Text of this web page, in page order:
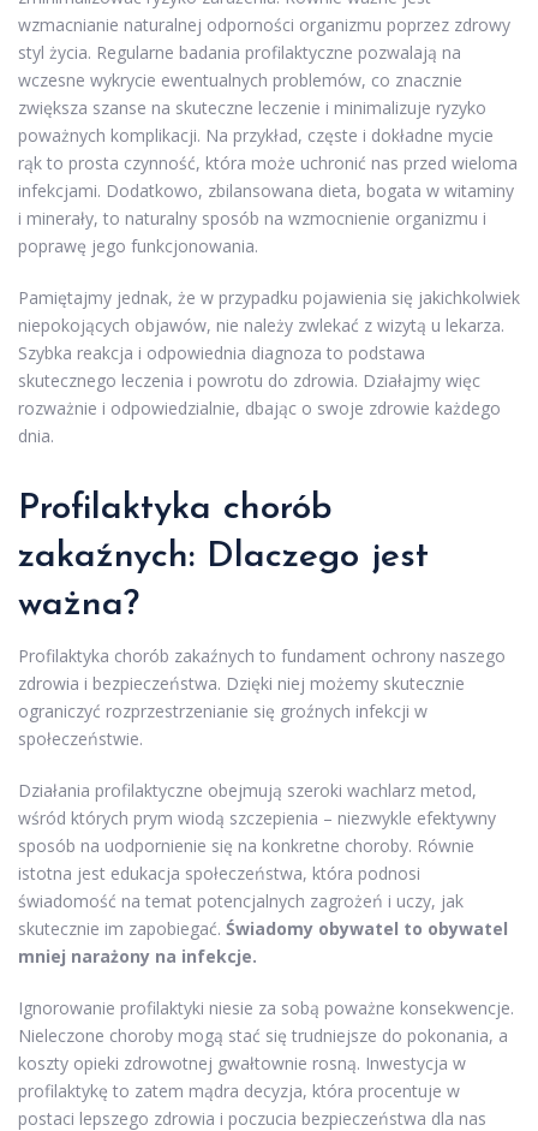
wzmacnianie naturalnej odporności organizmu poprzez zdrowy
styl życia. Regularne badania profilaktyczne pozwalają na
wczesne wykrycie ewentualnych problemów, co znacznie
zwiększa szanse na skuteczne leczenie i minimalizuje ryzyko
poważnych komplikacji. Na przykład, częste i dokładne mycie
rąk to prosta czynność, która może uchronić nas przed wieloma
infekcjami. Dodatkowo, zbilansowana dieta, bogata w witaminy
i minerały, to naturalny sposób na wzmocnienie organizmu i
poprawę jego funkcjonowania.
Pamiętajmy jednak, że w przypadku pojawienia się jakichkolwiek
niepokojących objawów, nie należy zwlekać z wizytą u lekarza.
Szybka reakcja i odpowiednia diagnoza to podstawa
skutecznego leczenia i powrotu do zdrowia. Działajmy więc
rozważnie i odpowiedzialnie, dbając o swoje zdrowie każdego
dnia.
Profilaktyka chorób
zakaźnych: Dlaczego jest
ważna?
Profilaktyka chorób zakaźnych to fundament ochrony naszego
zdrowia i bezpieczeństwa. Dzięki niej możemy skutecznie
ograniczyć rozprzestrzenianie się groźnych infekcji w
społeczeństwie.
Działania profilaktyczne obejmują szeroki wachlarz metod,
wśród których prym wiodą szczepienia – niezwykle efektywny
sposób na uodpornienie się na konkretne choroby. Równie
istotna jest edukacja społeczeństwa, która podnosi
świadomość na temat potencjalnych zagrożeń i uczy, jak
skutecznie im zapobiegać. Świadomy obywatel to obywatel
mniej narażony na infekcje.
Ignorowanie profilaktyki niesie za sobą poważne konsekwencje.
Nieleczone choroby mogą stać się trudniejsze do pokonania, a
koszty opieki zdrowotnej gwałtownie rosną. Inwestycja w
profilaktykę to zatem mądra decyzja, która procentuje w
postaci lepszego zdrowia i poczucia bezpieczeństwa dla nas